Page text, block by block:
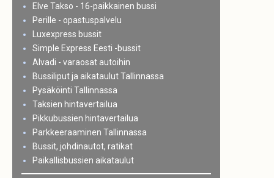
Elve Takso - 16-paikkainen bussi
Perille - opastuspalvelu
Luxexpress bussit
Simple Express Eesti -bussit
Alvadi - varaosat autoihin
Bussiliput ja aikataulut Tallinnassa
Pysäköinti Tallinnassa
Taksien hintavertailua
Pikkubussien hintavertailua
Parkkeeraaminen Tallinnassa
Bussit, johdinautot, ratikat
Paikallisbussien aikataulut